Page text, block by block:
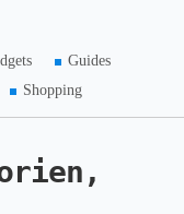
Guides
Shopping